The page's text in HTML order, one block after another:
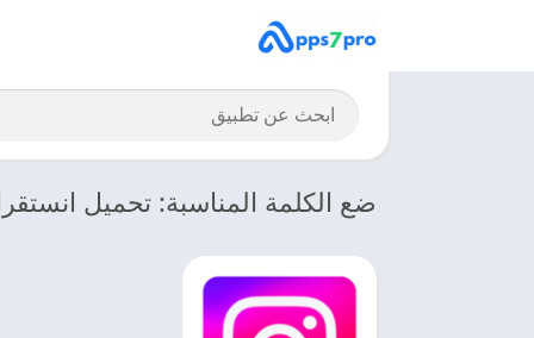
ضع الكلمة المناسبة: تحميل